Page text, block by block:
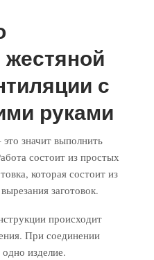
с
руками
значит выполнить
состоит из простых
которая состоит из
заготовок.
происходит
При соединении
изделие.